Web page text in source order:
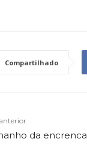
Compartilhado
da encrenca